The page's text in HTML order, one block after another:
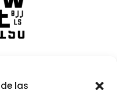
las